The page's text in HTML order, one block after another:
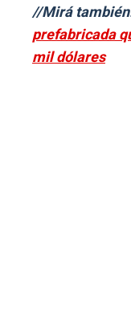
//Mirá
prefabricada
mil dólares